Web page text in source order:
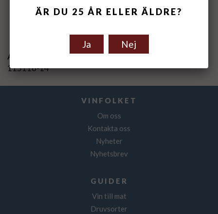
Spara som favorit
Artikelnummer:
115116-14
VINFOLKET
Om oss
Kontakta oss
Nyheter
Nyhetsbrev
GUIDER
Vin till mat
Druvsorter
ÄR DU 25 ÅR ELLER ÄLDRE?
Ja Nej